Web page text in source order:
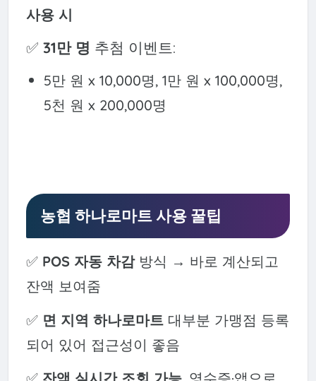
사용 시
✅ 31만 명 추첨 이벤트:
5만 원 x 10,000명, 1만 원 x 100,000명,
5천 원 x 200,000명
농협 하나로마트 사용 꿀팁
✅ POS 자동 차감방식 → 바로 계산되고
잔액 보여줌
✅ 면 지역 하나로마트대부분 가맹점 등록
되어 있어 접근성이 좋음